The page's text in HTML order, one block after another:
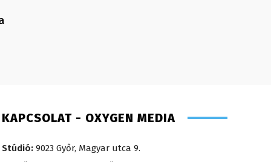
KAPCSOLAT - OXYGEN MEDIA
Stúdió: 9023 Győr, Magyar utca 9.